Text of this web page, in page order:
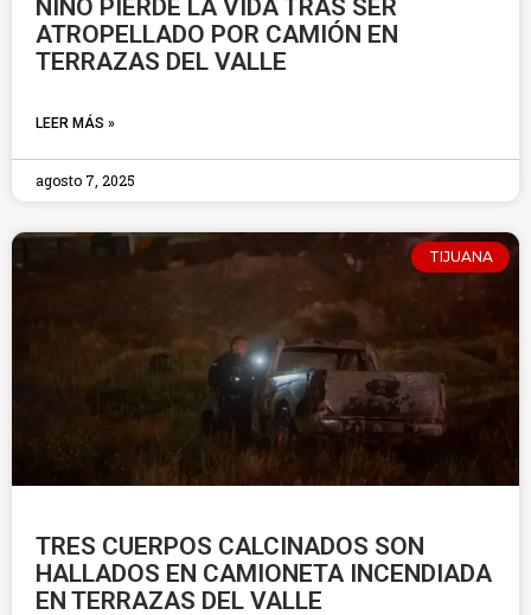
NIÑO PIERDE LA VIDA TRAS SER
ATROPELLADO POR CAMIÓN EN
TERRAZAS DEL VALLE
LEER MÁS »
agosto 7, 2025
TIJUANA
TRES CUERPOS CALCINADOS SON
HALLADOS EN CAMIONETA INCENDIADA
EN TERRAZAS DEL VALLE